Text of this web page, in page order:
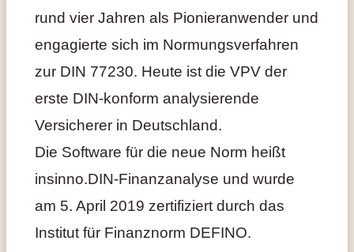
rund vier Jahren als Pionieranwender und
engagierte sich im Normungsverfahren
zur DIN 77230. Heute ist die VPV der
erste DIN-konform analysierende
Versicherer in Deutschland.
Die Software für die neue Norm heißt
insinno.DIN-Finanzanalyse und wurde
am 5. April 2019 zertifiziert durch das
Institut für Finanznorm DEFINO.